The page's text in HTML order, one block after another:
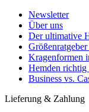
Newsletter
Über uns
Der ultimative
Kragenformen
Hemden richtig
Business vs.
Lieferung & Zahlung